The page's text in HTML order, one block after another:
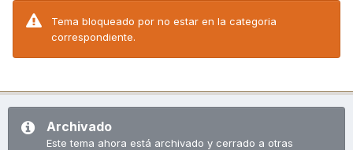
Tema bloqueado por no estar en la categoria
correspondiente.
Archivado
Este tema ahora está archivado y cerrado a otras